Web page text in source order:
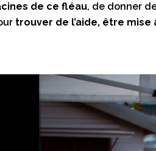
de ce fléau, de donner
trouver de l’aide, être mise